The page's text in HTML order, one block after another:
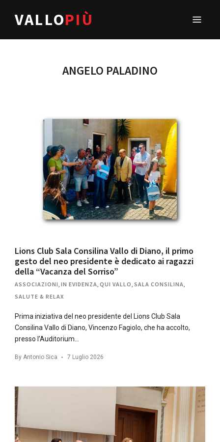
VALLOPIÙ
ANGELO PALADINO
Lions Club Sala Consilina Vallo di Diano, il primo
gesto del neo presidente è dedicato ai ragazzi
della “Vacanza del Sorriso”
ASSOCIAZIONI IN EVIDENZA QUI VALLO SALA CONSILINA
SALUTE & RELAX
Prima iniziativa del neo presidente del Lions Club Sala
Consilina Vallo di Diano, Vincenzo Fagiolo, che ha accolto,
presso l’Auditorium…
By Antonio Sica 7 Luglio 2026